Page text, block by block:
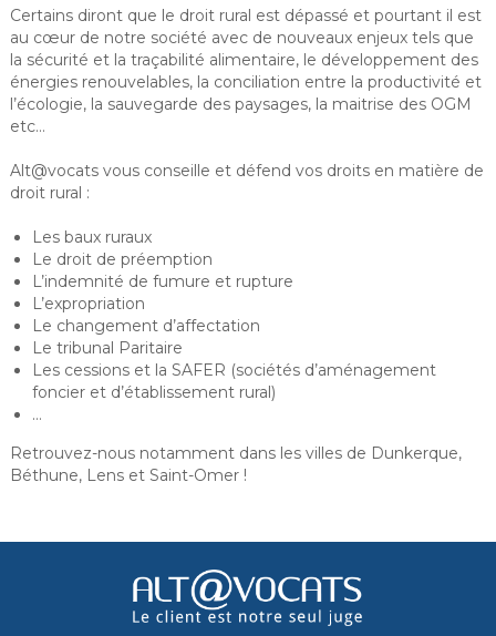
Certains diront que le droit rural est dépassé et pourtant il est
au cœur de notre société avec de nouveaux enjeux tels que
la sécurité et la traçabilité alimentaire, le développement des
énergies renouvelables, la conciliation entre la productivité et
l’écologie, la sauvegarde des paysages, la maitrise des OGM
etc…
Alt@vocats vous conseille et défend vos droits en matière de
droit rural :
Les baux ruraux
Le droit de préemption
L’indemnité de fumure et rupture
L’expropriation
Le changement d’affectation
Le tribunal Paritaire
Les cessions et la SAFER (sociétés d’aménagement
foncier et d’établissement rural)
…
Retrouvez-nous notamment dans les villes de Dunkerque,
Béthune, Lens et Saint-Omer !